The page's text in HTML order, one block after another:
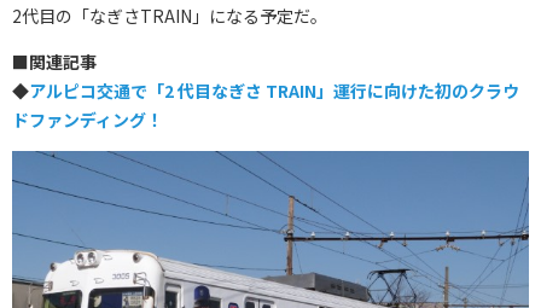
2代目の「なぎさTRAIN」になる予定だ。
■関連記事
◆アルピコ交通で「2 代目なぎさ TRAIN」運行に向けた初のクラウ
ドファンディング！